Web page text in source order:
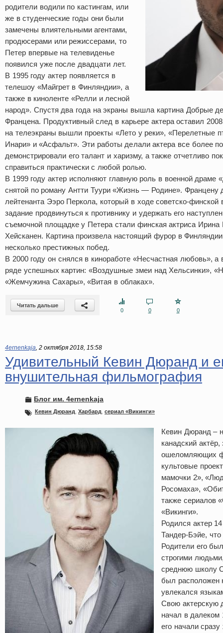
родители водили по кастингам, или
же в студенческие годы они были
замечены влиятельными агентами,
продюсерами или режиссерами, то
Петер впервые на телевиденье
появился уже после двадцати лет.
В 1995 году актер появляется в
телешоу «Майгрет в Финляндии», а
также в киноленте «Релли и лесной
народ». Спустя два года на экраны вышла картина Добрые
Францена. Продуктивный след в карьере актера оставил
на телеэкраны вышли проекты «Лето у реки», «Перелетные
Инари» и «Асфальт». Эти работы делали актера все более
демонстрировали его талант и харизму, а также отчетливо
справиться практически с любой ролью.
В 1999 году актер исполняют главную роль в военной драме
снятой по роману Антти Туури «Жизнь — Родине». Францену
лейтенанта Ээро Перкола, который в ходе советско-финской
задание продвинуться к противнику и удержать его
съемочной площадке у Петера стали финская актриса Ирина
Хейсканен. Картина произвела настоящий фурор в
несколько престижных побед.
В 2000 году он снялся в киноработе «Несчастная любовь», а
ряде успешных картин: «Воздушные змеи над Хельсинки»,
«Жемчужина Сахары», «Витая в облаках».
Читать дальше
0
0 0
4ernenkaja, 2 октября 2018, 15:58
Удивительный Кевин Дюранд и
внушительная фильмография
Блог им. 4ernenkaja
Кевин Дюранд Харбард сериал «Викинги»
Кевин Дюранд –
канадский
ошеломляющих
культовые
мамочки 2»,
Росомаха»,
также сериалов
«Викинги».
Родился актер
Тандер-Бэйе,
Родители его
строгими
среднюю школу
был расположен
увлекался
Свою актерскую
начал в далеком
его начали